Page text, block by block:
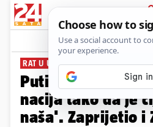
News
RAT U UKRAJINI
Putin: 'Ukrajinci i
nacija tako da je
naša'. Zaprijetio i